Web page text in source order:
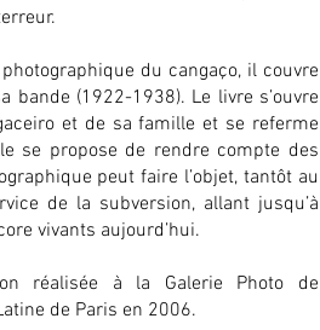
du cangaço, il couvre
bande (1922-1938). Le livre s’ouvre
et de sa famille et se referme
se propose de rendre compte des
peut faire l’objet, tantôt au
de la subversion, allant jusqu’à
vivants aujourd’hui.
réalisée à la Galerie Photo de
de Paris en 2006.